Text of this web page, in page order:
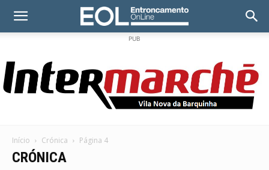
PUB
Início Crónica Página 4
CRÓNICA